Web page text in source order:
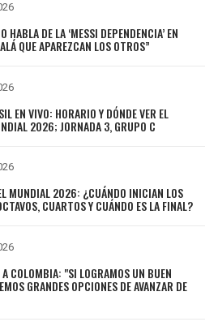
HABLA DE LA ‘MESSI DEPENDENCIA’ EN
QUE APAREZCAN LOS OTROS”
EN VIVO: HORARIO Y DÓNDE VER EL
2026; JORNADA 3, GRUPO C
MUNDIAL 2026: ¿CUÁNDO INICIAN LOS
CUARTOS Y CUÁNDO ES LA FINAL?
A COLOMBIA: "SI LOGRAMOS UN BUEN
GRANDES OPCIONES DE AVANZAR DE